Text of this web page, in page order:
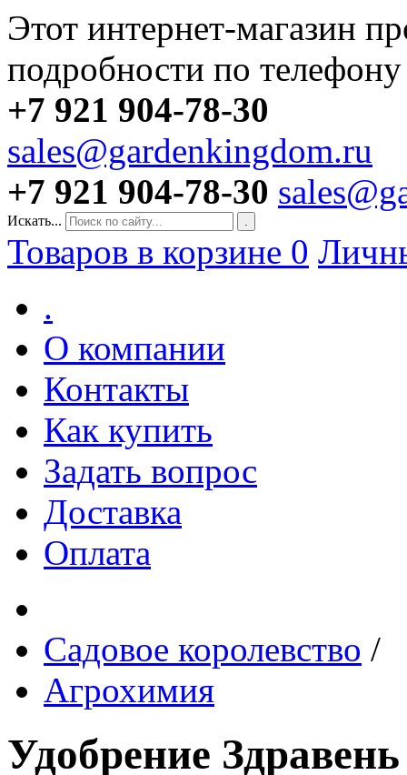
Этот интернет-магазин
подробности по телефону
+7 921 904-78-30
sales@gardenkingdom.ru
+7 921 904-78-30
Искать... .
Товаров в корзине 0
.
О компании
Контакты
Как купить
Задать вопрос
Доставка
Оплата
Садовое королевство /
Агрохимия
Удобрение